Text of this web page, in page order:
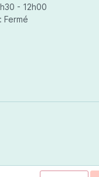
- 12h00
Fermé